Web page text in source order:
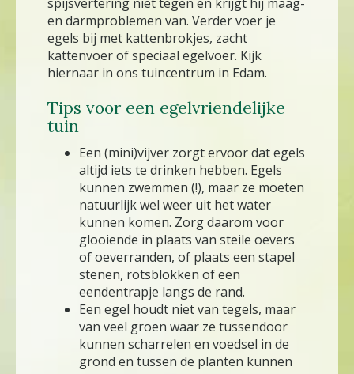
en darmproblemen van. Verder voer je
egels bij met kattenbrokjes, zacht
kattenvoer of speciaal egelvoer. Kijk
hiernaar in ons tuincentrum in Edam.
Tips voor een egelvriendelijke
tuin
Een (mini)vijver zorgt ervoor dat egels
altijd iets te drinken hebben. Egels
kunnen zwemmen (!), maar ze moeten
natuurlijk wel weer uit het water
kunnen komen. Zorg daarom voor
glooiende in plaats van steile oevers
of oeverranden, of plaats een stapel
stenen, rotsblokken of een
eendentrapje langs de rand.
Een egel houdt niet van tegels, maar
van veel groen waar ze tussendoor
kunnen scharrelen en voedsel in de
grond en tussen de planten kunnen